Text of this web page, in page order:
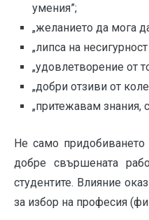
умения”;
„желанието да мога
„липса на
„удовлетворение от
„добри отзиви от
„притежавам знания,
Не само
добре свършената
студентите. Влияние
за избор на професия